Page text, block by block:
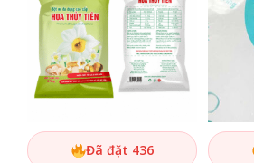
Đã đặt 436